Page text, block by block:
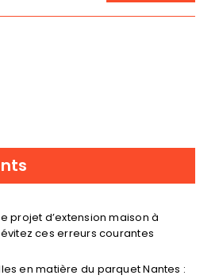
projet d’extension maison à
ces erreurs courantes
en matière du parquet Nantes :